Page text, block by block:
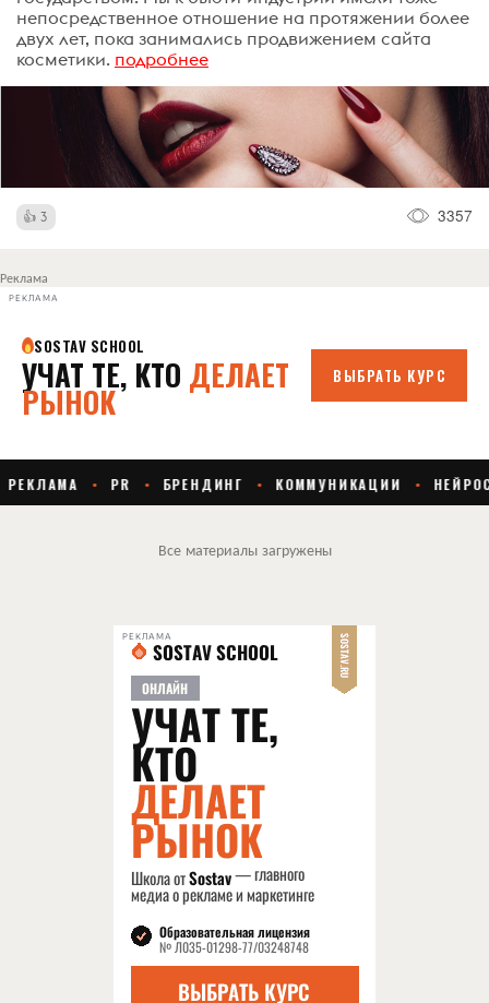
непосредственное отношение на протяжении более
двух лет, пока занимались продвижением сайта
косметики. подробнее
3 3357
Реклама
РЕКЛАМА
Все материалы загружены
РЕКЛАМА